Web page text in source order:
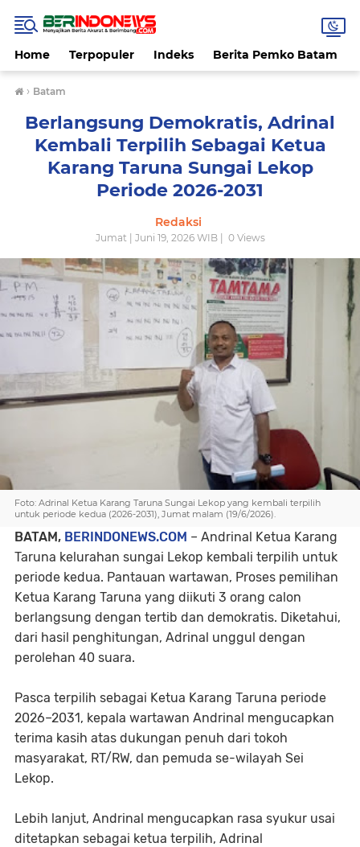
Home Terpopuler Indeks Berita Pemko Batam
› Batam
Berlangsung Demokratis, Adrinal
Kembali Terpilih Sebagai Ketua
Karang Taruna Sungai Lekop
Periode 2026-2031
Redaksi
Jumat | Juni 19, 2026 WIB | 0Views
Foto: Adrinal Ketua Karang Taruna Sungai Lekop yang kembali terpilih
untuk periode kedua (2026-2031), Jumat malam (19/6/2026).
BATAM, BERINDONEWS.COM – Andrinal Ketua Karang
Taruna kelurahan sungai Lekop kembali terpilih untuk
periode kedua. Pantauan wartawan, Proses pemilihan
Ketua Karang Taruna yang diikuti 3 orang calon
berlangsung dengan tertib dan demokratis. Diketahui,
dari hasil penghitungan, Adrinal unggul dengan
perolehan 40 suara.
Pasca terpilih sebagai Ketua Karang Taruna periode
2026–2031, kepala wartawan Andrinal mengucapkan
terima kasih atas dukungan penuh dari tokoh
masyarakat, RT/RW, dan pemuda se-wilayah Sei
Lekop.
Lebih lanjut, Andrinal mengucapkan rasa syukur usai
ditetapkan sebagai ketua terpilih, Adrinal